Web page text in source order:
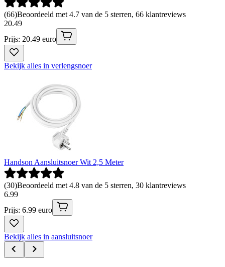
(66)Beoordeeld met 4.7 van de 5 sterren, 66 klantreviews
20.49
Prijs: 20.49 euro
Bekijk alles in verlengsnoer
Handson Aansluitsnoer Wit 2,5 Meter
(30)Beoordeeld met 4.8 van de 5 sterren, 30 klantreviews
6.99
Prijs: 6.99 euro
Bekijk alles in aansluitsnoer